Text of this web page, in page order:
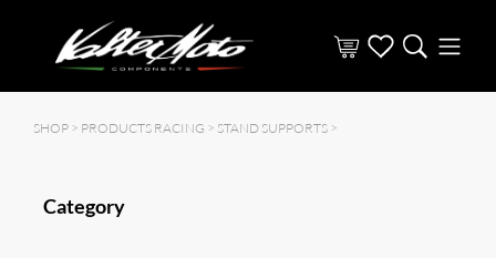
SHOP > PRODUCTS RACING > STAND SUPPORTS >
Category